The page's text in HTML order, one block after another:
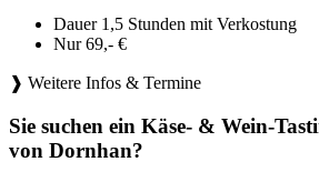
Dauer 1,5 Stunden mit Verkostung
Nur 69,- €
❱ Weitere Infos & Termine
Sie suchen ein Käse- & Wein-
von Dornhan?